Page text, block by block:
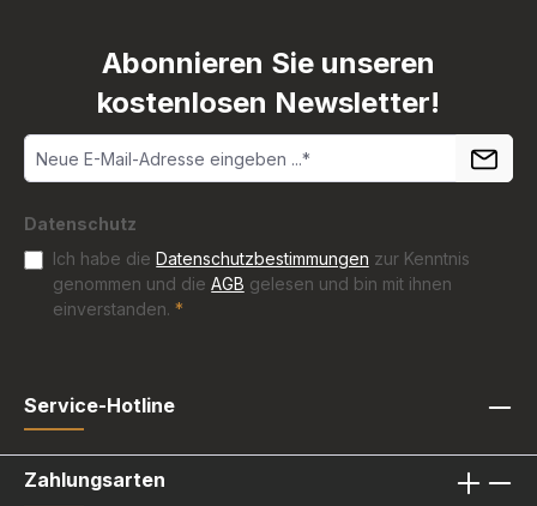
Abonnieren Sie unseren
kostenlosen Newsletter!
Datenschutz
Ich habe die Datenschutzbestimmungen zur Kenntnis
genommen und die AGB gelesen und bin mit ihnen
einverstanden. *
Service-Hotline
Zahlungsarten